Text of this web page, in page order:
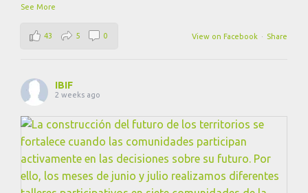
See More
View on Facebook · Share
43 5 0
IBIF
2 weeks ago